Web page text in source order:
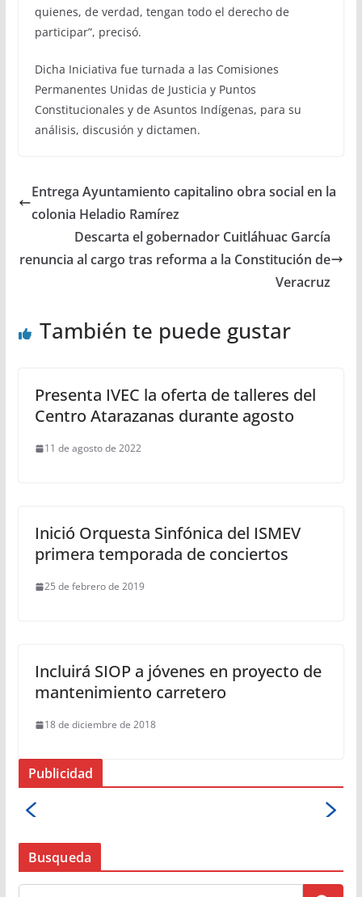
quienes, de verdad, tengan todo el derecho de
participar”, precisó.
Dicha Iniciativa fue turnada a las Comisiones
Permanentes Unidas de Justicia y Puntos
Constitucionales y de Asuntos Indígenas, para su
análisis, discusión y dictamen.
Entrega Ayuntamiento capitalino obra social en la
colonia Heladio Ramírez
Descarta el gobernador Cuitláhuac García
renuncia al cargo tras reforma a la Constitución de
Veracruz
También te puede gustar
Presenta IVEC la oferta de talleres del
Centro Atarazanas durante agosto
11 de agosto de 2022
Inició Orquesta Sinfónica del ISMEV
primera temporada de conciertos
25 de febrero de 2019
Incluirá SIOP a jóvenes en proyecto de
mantenimiento carretero
18 de diciembre de 2018
Publicidad